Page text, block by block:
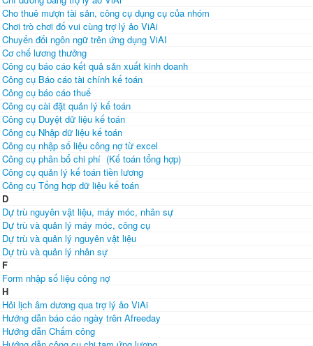
Cho thuê mượn tài sản, công cụ dụng cụ của nhóm
Chơi trò chơi đố vui cùng trợ lý ảo ViAi
Chuyển đổi ngôn ngữ trên ứng dụng ViAI
Cơ chế lương thưởng
Công cụ báo cáo kết quả sản xuất kinh doanh
Công cụ Báo cáo tài chính kế toán
Công cụ báo cáo thuế
Công cụ cài đặt quản lý kế toán
Công cụ Duyệt dữ liệu kế toán
Công cụ Nhập dữ liệu kế toán
Công cụ nhập số liệu công nợ từ excel
Công cụ phân bổ chi phí (Kế toán tổng hợp)
Công cụ quản lý kế toán tiền lương
Công cụ Tổng hợp dữ liệu kế toán
D
Dự trù nguyên vật liệu, máy móc, nhân sự
Dự trù và quản lý máy móc, công cụ
Dự trù và quản lý nguyên vật liệu
Dự trù và quản lý nhân sự
F
Form nhập số liệu công nợ
H
Hỏi lịch âm dương qua trợ lý ảo ViAi
Hướng dẫn báo cáo ngày trên Afreeday
Hướng dẫn Chấm công